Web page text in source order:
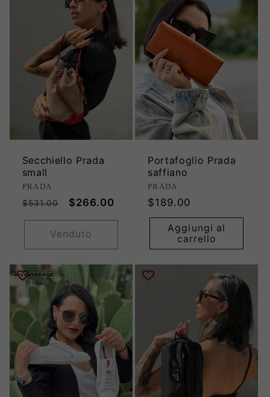
Secchiello Prada
small
Produttore:
PRADA
Prezzo
listino
$531.00
Prezzo
$266.00
Venduto
Portafoglio Prada
saffiano
Produttore:
PRADA
Prezzo
di
listino
$189.00
Aggiungi al
carrello